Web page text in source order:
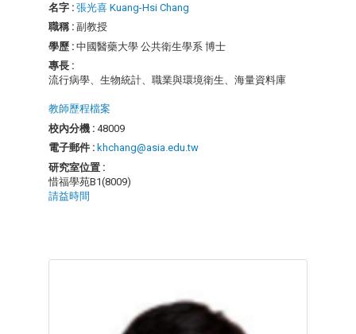
名字 : 張光喜 Kuang-Hsi Chang
職稱 : 副教授
學歷 : 中國醫藥大學 公共衛生學系 博士
專長 :
流行病學、生物統計、職業與環境衛生、海量資料庫
教師歷程檔案
校內分機 : 48009
電子郵件 : khchang@asia.edu.tw
研究室位置 :
惜福學苑B1(8009)
請益時間